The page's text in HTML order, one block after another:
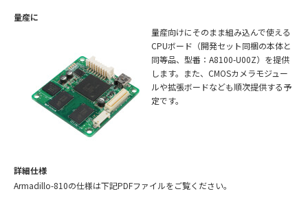
量産に
量産向けにそのまま組み込んで使える
CPUボード（開発セット同梱の本体と
同等品、型番：A8100-U00Z）を提供
します。また、CMOSカメラモジュー
ルや拡張ボードなども順次提供する予
定です。
詳細仕様
Armadillo-810の仕様は下記PDFファイルをご覧ください。